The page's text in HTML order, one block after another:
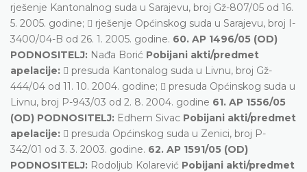
rješenje Kantonalnog suda u Sarajevu, broj Gž-807/05 od 16.
5. 2005. godine;  rješenje Općinskog suda u Sarajevu, broj I-
3400/04-B od 26. 1. 2005. godine. 60. AP 1496/05 (OD)
PODNOSITELJ: Nađa Borić Pobijani akti/predmet
apelacije:  presuda Kantonalog suda u Livnu, broj Gž-
444/04 od 11. 10. 2004. godine;  presuda Općinskog suda u
Livnu, broj P-943/03 od 2. 8. 2004. godine 61. AP 1556/05
(OD) PODNOSITELJ: Edhem Sivac Pobijani akti/predmet
apelacije:  presuda Općinskog suda u Zenici, broj P-
342/01 od 3. 3. 2003. godine. 62. AP 1591/05 (OD)
PODNOSITELJ: Rodoljub Kolarević Pobijani akti/predmet